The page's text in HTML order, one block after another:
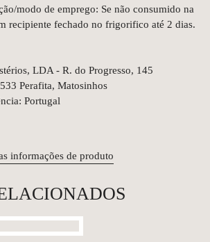
modo de emprego: Se não consumido na
recipiente fechado no frigorifico até 2 dias.
LDA - R. do Progresso, 145
Perafita, Matosinhos
Portugal
informações de produto